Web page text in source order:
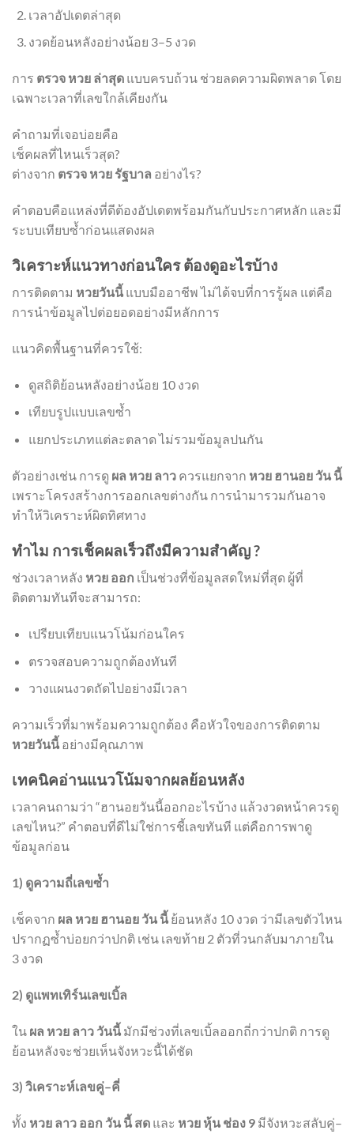
เวลาอัปเดตล่าสุด
งวดย้อนหลังอย่างน้อย 3–5 งวด
การ ตรวจ หวย ล่าสุด แบบครบถ้วน ช่วยลดความผิดพลาด โดย
เฉพาะเวลาที่เลขใกล้เคียงกัน
คำถามที่เจอบ่อยคือ
เช็คผลที่ไหนเร็วสุด?
ต่างจาก ตรวจ หวย รัฐบาล อย่างไร?
คำตอบคือแหล่งที่ดีต้องอัปเดตพร้อมกันกับประกาศหลัก และมี
ระบบเทียบซ้ำก่อนแสดงผล
วิเคราะห์แนวทางก่อนใคร ต้องดูอะไรบ้าง
การติดตาม หวยวันนี้ แบบมืออาชีพ ไม่ได้จบที่การรู้ผล แต่คือ
การนำข้อมูลไปต่อยอดอย่างมีหลักการ
แนวคิดพื้นฐานที่ควรใช้:
ดูสถิติย้อนหลังอย่างน้อย 10 งวด
เทียบรูปแบบเลขซ้ำ
แยกประเภทแต่ละตลาด ไม่รวมข้อมูลปนกัน
ตัวอย่างเช่น การดู ผล หวย ลาว ควรแยกจาก หวย ฮานอย วัน นี้
เพราะโครงสร้างการออกเลขต่างกัน การนำมารวมกันอาจ
ทำให้วิเคราะห์ผิดทิศทาง
ทำไม การเช็คผลเร็วถึงมีความสำคัญ ?
ช่วงเวลาหลัง หวย ออก เป็นช่วงที่ข้อมูลสดใหม่ที่สุด ผู้ที่
ติดตามทันทีจะสามารถ:
เปรียบเทียบแนวโน้มก่อนใคร
ตรวจสอบความถูกต้องทันที
วางแผนงวดถัดไปอย่างมีเวลา
ความเร็วที่มาพร้อมความถูกต้อง คือหัวใจของการติดตาม
หวยวันนี้ อย่างมีคุณภาพ
เทคนิคอ่านแนวโน้มจากผลย้อนหลัง
เวลาคนถามว่า “ฮานอยวันนี้ออกอะไรบ้าง แล้วงวดหน้าควรดู
เลขไหน?” คำตอบที่ดีไม่ใช่การชี้เลขทันที แต่คือการพาดู
ข้อมูลก่อน
1) ดูความถี่เลขซ้ำ
เช็คจาก ผล หวย ฮานอย วัน นี้ ย้อนหลัง 10 งวด ว่ามีเลขตัวไหน
ปรากฏซ้ำบ่อยกว่าปกติ เช่น เลขท้าย 2 ตัวที่วนกลับมาภายใน
3 งวด
2) ดูแพทเทิร์นเลขเบิ้ล
ใน ผล หวย ลาว วันนี้ มักมีช่วงที่เลขเบิ้ลออกถี่กว่าปกติ การดู
ย้อนหลังจะช่วยเห็นจังหวะนี้ได้ชัด
3) วิเคราะห์เลขคู่–คี่
ทั้ง หวย ลาว ออก วัน นี้ สด และ หวย หุ้น ช่อง 9 มีจังหวะสลับคู่–